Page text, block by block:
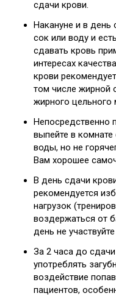
сдачи крови.
Накануне и в день
сок или воду и
сдавать кровь
интересах
крови
том числе жирной
жирного цельного
Непосредственно
выпейте в
воды, но не
Вам хорошее
В день сдачи
рекомендуется
нагрузок
воздержаться от
день не
За 2 часа до
употреблять
воздействие
пациентов,